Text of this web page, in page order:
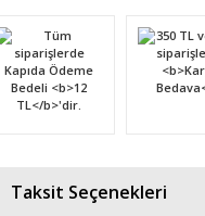
Taksit Seçenekleri